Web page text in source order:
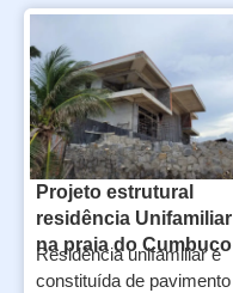
Projeto estrutural
residência Unifamiliar
na praia do Cumbuco
Residência unifamiliar é
constituída de pavimento